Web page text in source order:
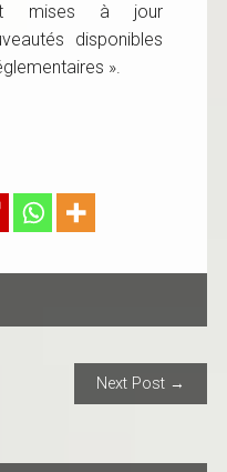
mises à jour
disponibles
».
Next Post →